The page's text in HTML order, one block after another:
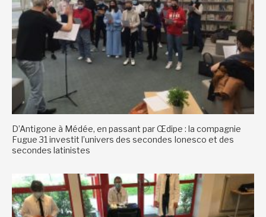
D’Antigone à Médée, en passant par Œdipe : la compagnie
Fugue 31 investit l’univers des secondes Ionesco et des
secondes latinistes